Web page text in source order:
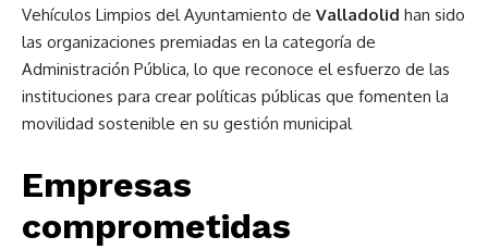
Vehículos Limpios del Ayuntamiento de Valladolid han sido
las organizaciones premiadas en la categoría de
Administración Pública, lo que reconoce el esfuerzo de las
instituciones para crear políticas públicas que fomenten la
movilidad sostenible en su gestión municipal
Empresas
comprometidas